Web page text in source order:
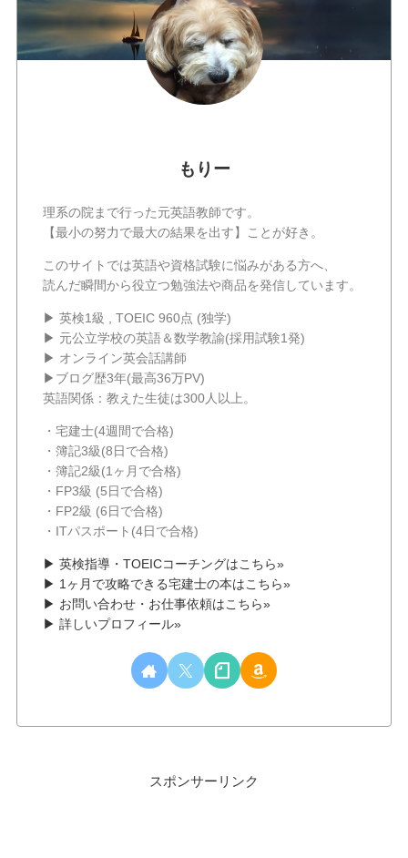
もりー
理系の院まで行った元英語教師です。
【最小の努力で最大の結果を出す】ことが好き。
このサイトでは英語や資格試験に悩みがある方へ、
読んだ瞬間から役立つ勉強法や商品を発信しています。
▶ 英検1級 , TOEIC 960点 (独学)
▶ 元公立学校の英語＆数学教諭(採用試験1発)
▶ オンライン英会話講師
▶ブログ歴3年(最高36万PV)
英語関係：教えた生徒は300人以上。
・宅建士(4週間で合格)
・簿記3級(8日で合格)
・簿記2級(1ヶ月で合格)
・FP3級 (5日で合格)
・FP2級 (6日で合格)
・ITパスポート(4日で合格)
▶ 英検指導・TOEICコーチングはこちら»
▶ 1ヶ月で攻略できる宅建士の本はこちら»
▶ お問い合わせ・お仕事依頼はこちら»
▶ 詳しいプロフィール»
スポンサーリンク